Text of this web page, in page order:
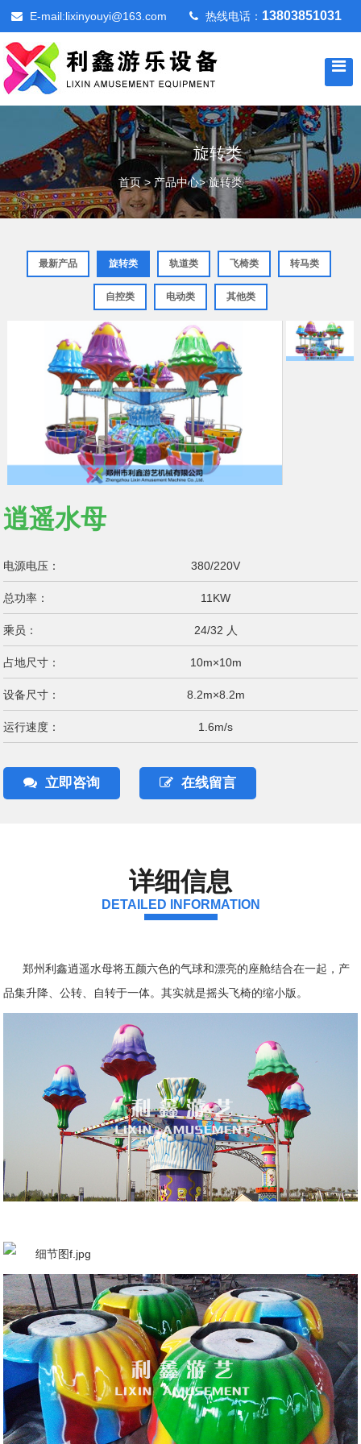
E-mail:lixinyouyi@163.com 热线电话： 13803851031
旋转类
首页> 产品中心>旋转类
最新产品 旋转类 轨道类 飞椅类 转马类
自控类 电动类 其他类
逍遥水母
电源电压： 380/220V
总功率： 11KW
乘员： 24/32 人
占地尺寸： 10m×10m
设备尺寸： 8.2m×8.2m
运行速度： 1.6m/s
立即咨询 在线留言
详细信息
DETAILED INFORMATION
郑州利鑫逍遥水母将五颜六色的气球和漂亮的座舱结合在一起，产
品集升降、公转、自转于一体。其实就是摇头飞椅的缩小版。